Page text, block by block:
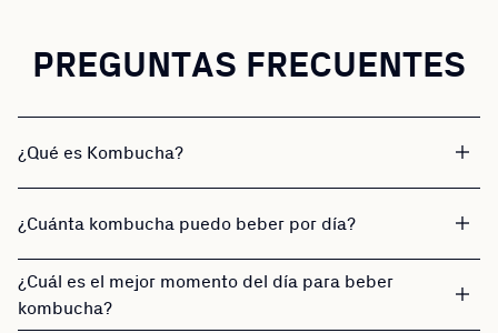
PREGUNTAS FRECUENTES
¿Qué es Kombucha?
¿Cuánta kombucha puedo beber por día?
¿Cuál es el mejor momento del día para beber
kombucha?